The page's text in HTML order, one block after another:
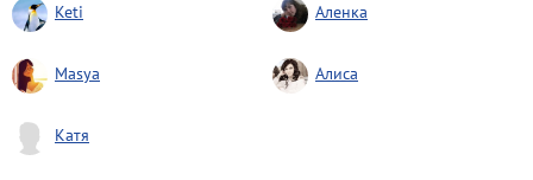
Keti Аленка
Masya Алиса
Катя